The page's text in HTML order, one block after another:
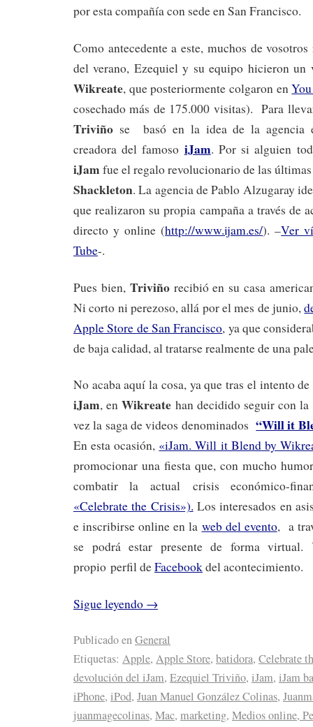
por esta compañía con sede en San Francisco.
Como antecedente a este, muchos de
del verano, Ezequiel y su equipo hicieron un
Wikreate, que posteriormente colgaron en
cosechado más de 175.000 visitas). Para
Triviño se basó en la idea de la agencia
creadora del famoso iJam. Por si alguien
iJam fue el regalo revolucionario de las
Shackleton. La agencia de Pablo Alzugaray
que realizaron su propia campaña a través de
directo y online (http://www.ijam.es/). –Ver
Tube-.
Pues bien, Triviñorecibió en su casa
Ni corto ni perezoso, allá por el mes de junio,
Apple Store de San Francisco, ya que
de baja calidad, al tratarse realmente de una
No acaba aquí la cosa, ya que tras el intento
iJam, enWikreate han decidido seguir con
vez la saga de videos denominados“Will it
En esta ocasión, «iJam. Will it Blend by
promocionar una fiesta que, con mucho
combatir la actual crisis económico-
«Celebrate the Crisis»). Los interesados en
e inscribirse online en la web del evento, a
se podrá estar presente de forma
propio perfil deFacebookdel acontecimiento.
Sigue leyendo →
Publicado enGeneral
Etiquetas: Apple, Apple Store, batidora, Celebrate
devolución del iJam, Ezequiel Triviño, iJam, iJam
iPhone, iPod, Juan Manuel González Colinas,
juanmagecolinas, Mac, marketing, Medios online,